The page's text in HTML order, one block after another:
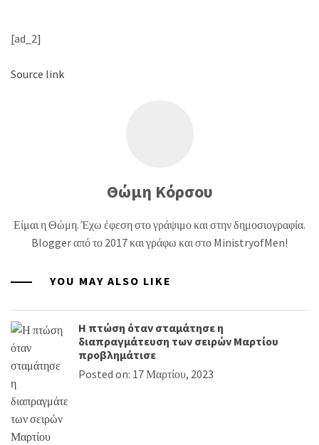
[ad_2]
Source link
Θώμη Κόρσου
Είμαι η Θώμη. Έχω έφεση στο γράψιμο και στην δημοσιογραφία.
Blogger από το 2017 και γράφω και στο MinistryofMen!
YOU MAY ALSO LIKE
Η πτώση όταν σταμάτησε η
διαπραγμάτευση των σειρών Μαρτίου
προβλημάτισε
Posted on: 17 Μαρτίου, 2023